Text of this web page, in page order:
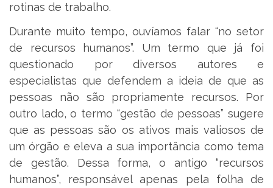
rotinas de trabalho.
Durante muito tempo, ouvíamos falar “no setor
de recursos humanos”. Um termo que já foi
questionado por diversos autores e
especialistas que defendem a ideia de que as
pessoas não são propriamente recursos. Por
outro lado, o termo “gestão de pessoas” sugere
que as pessoas são os ativos mais valiosos de
um órgão e eleva a sua importância como tema
de gestão. Dessa forma, o antigo “recursos
humanos”, responsável apenas pela folha de